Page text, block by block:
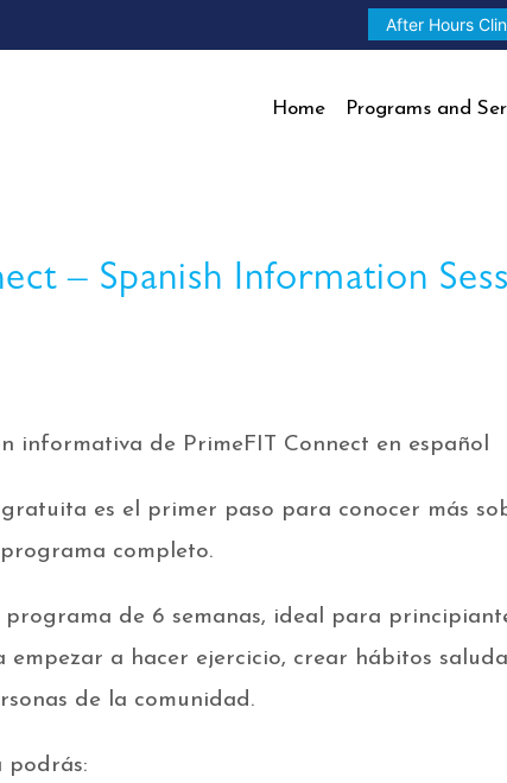
After Hours
Home Programs and
– Spanish Information
informativa de PrimeFIT Connect en español
es el primer paso para conocer más
completo.
programa de 6 semanas, ideal para
a hacer ejercicio, crear hábitos
de la comunidad.
podrás: